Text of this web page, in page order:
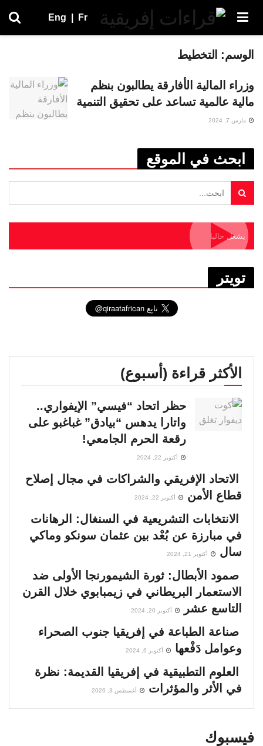
Eng Fr
الوسم: التخطيط
وزراء المالية الأفارقة يطالبون بنظم
مالية عالمية تساعد على تحقيق التنمية
مارس 7, 2024
ابحث في الموقع
يشغل حاليا
تويتر
الأكثر قراءة (أسبوع)
حظر اتحاد “فيسي” الإيفواري..
واتارا يدهس “بيادق” غباغبو على
رقعة الحرم الجامعي!
أكتوبر 22, 2024
الاتحاد الإفريقي والشراكات في مجال إصلاح
قطاع الأمن
أكتوبر 22, 2024
الانتخابات التشريعية في السنغال: الرهانات
في مبارزة عن بُعْد بين عثمان سونكو وماكي
سال
أكتوبر 21, 2024
صمود الأبطال: ثورة الشيمورنجا الأولى ضد
الاستعمار البريطاني في زيمبابوي خلال القرن
التاسع عشر
أكتوبر 20, 2024
صناعة الطباعة في إفريقيا جنوب الصحراء
وعوامل دَفْعها
أكتوبر 6, 2024
العلوم التطبيقية في إفريقيا القديمة: نظرة
في الأثر والمؤثرات
أغسطس 3, 2026
فيسبوك